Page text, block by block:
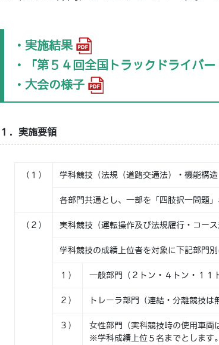
・実施結果
・「第５４回全国トラックドライバ
・大会の様子
１．実施要領
（１） 学科競技（法規（道路交通法）・機能構
各部門共通とし、一部を「四肢択一問題
（２） 実科競技（運転操作及び法規履行・コー
学科競技の成績上位者を対象に下記部門別
１） 一般部門（２トン・４トン・１１
２） トレーラ部門（連結・分離競技
３）
女性部門（実科競技時の使用車両
※学科成績上位５名までとします。